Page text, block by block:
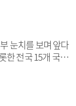
악영향을 주고 있
들에게 광범위한
눈치를 보며 앞다
전국 15개 국립대
지만 헌신짝처럼
과감한지 무모한